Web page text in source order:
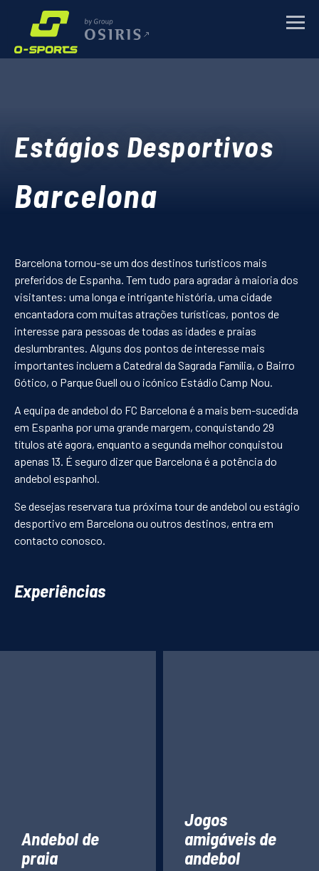
EVENTOS CORPORATIVOS
SOBRE
CONTACTOS
EN FR CN
Estágios Desportivos
Barcelona
Barcelona tornou-se um dos destinos turísticos mais
preferidos de Espanha. Tem tudo para agradar à maioria dos
visitantes: uma longa e intrigante história, uma cidade
encantadora com muitas atrações turísticas, pontos de
interesse para pessoas de todas as idades e praias
deslumbrantes. Alguns dos pontos de interesse mais
importantes incluem a Catedral da Sagrada Família, o Bairro
Gótico, o Parque Guell ou o icónico Estádio Camp Nou.
A equipa de andebol do FC Barcelona é a mais bem-sucedida
em Espanha por uma grande margem, conquistando 29
títulos até agora, enquanto a segunda melhor conquistou
apenas 13. É seguro dizer que Barcelona é a potência do
andebol espanhol.
Se desejas reservara tua próxima tour de andebol ou estágio
desportivo em Barcelona ou outros destinos, entra em
contacto conosco.
Experiências
Andebol de
praia
Jogos
amigáveis de
andebol
Pedido de informação
E-mail *
Mensagem*
Li e aceito aPolítica de Privacidade
SUBMETER PEDIDO